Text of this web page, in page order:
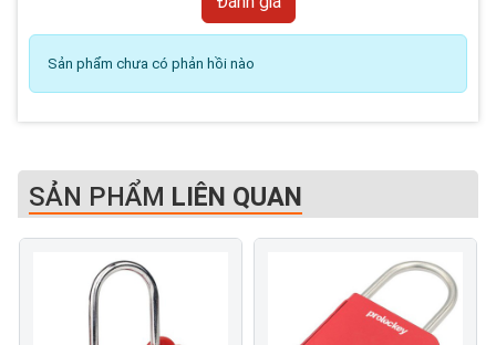
Sản phẩm chưa có phản hồi nào
SẢN PHẨM LIÊN QUAN